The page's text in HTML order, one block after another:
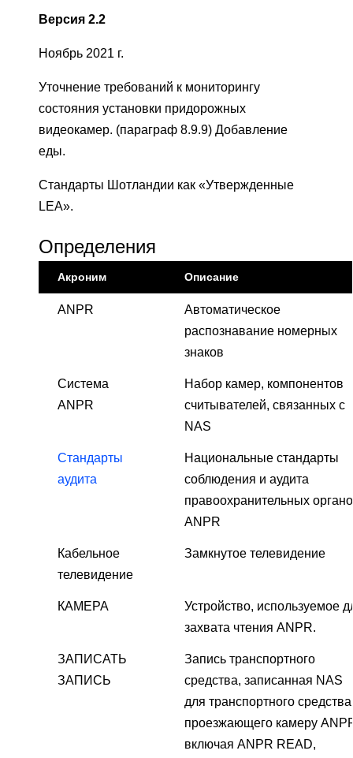
Версия 2.2
Ноябрь 2021 г.
Уточнение требований к мониторингу
состояния установки придорожных
видеокамер. (параграф 8.9.9) Добавление
еды.
Стандарты Шотландии как «Утвержденные
LEA».
Определения
Акроним Описание
ANPR
Автоматическое
распознавание номерных
знаков
Система
ANPR
Набор камер, компонентов
считывателей, связанных с
NAS
Стандарты
аудита
Национальные стандарты
соблюдения и аудита
правоохранительных
ANPR
Кабельное
телевидение
Замкнутое телевидение
КАМЕРА
Устройство, используемое
захвата чтения ANPR.
ЗАПИСАТЬ
ЗАПИСЬ
Запись транспортного
средства, записанная NAS
для транспортного
проезжающего камеру
включая ANPR READ,